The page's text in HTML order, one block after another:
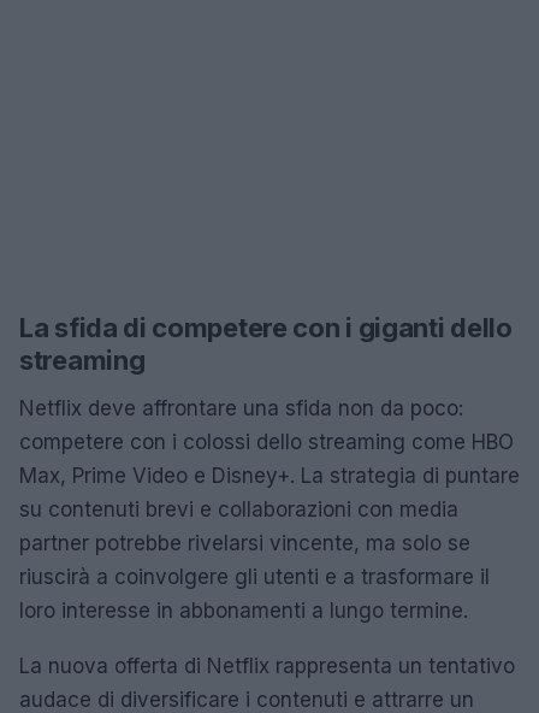
La sfida di competere con i giganti dello
streaming
Netflix deve affrontare una sfida non da poco:
competere con i colossi dello streaming come HBO
Max, Prime Video e Disney+. La strategia di puntare
su contenuti brevi e collaborazioni con media
partner potrebbe rivelarsi vincente, ma solo se
riuscirà a coinvolgere gli utenti e a trasformare il
loro interesse in abbonamenti a lungo termine.
La nuova offerta di Netflix rappresenta un tentativo
audace di diversificare i contenuti e attrarre un